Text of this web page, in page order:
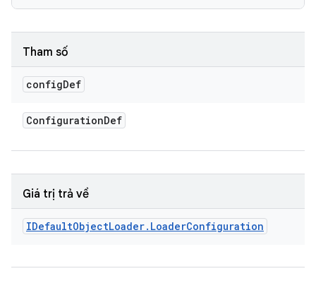
Tham số
configDef
ConfigurationDef
Giá trị trả về
IDefaultObjectLoader. LoaderConfiguration